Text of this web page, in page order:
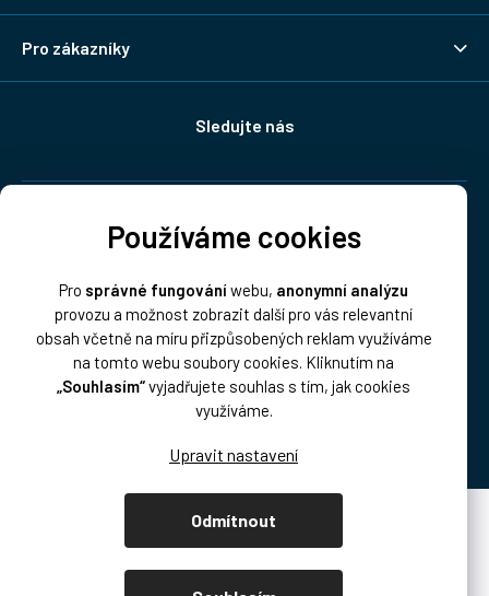
Používáme cookies
Pro správné fungováníwebu, anonymní analýzu
provozu a možnost zobrazit další pro vás relevantní
obsah včetně na míru přizpůsobených reklam využíváme
na tomto webu soubory cookies. Kliknutím na
„Souhlasím“vyjadřujete souhlas s tím, jak cookies
využíváme.
Odmítnout
Pro zákazníky
Sledujte nás
Platba:
Vytvořil Shoptet Premium
Copyright 2026 . Všechna práva vyhrazena.